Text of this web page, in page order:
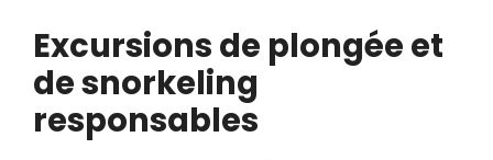
Excursions de plongée et
de snorkeling
responsables